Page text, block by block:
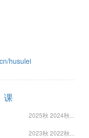
husulei
课
2025秋 2024秋...
2023秋 2022秋...